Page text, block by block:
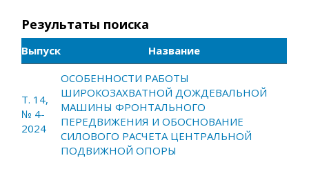
Результаты поиска
Выпуск Название
Т. 14,
№ 4-
2024
ОСОБЕННОСТИ РАБОТЫ
ШИРОКОЗАХВАТНОЙ ДОЖДЕВАЛЬНОЙ
МАШИНЫ ФРОНТАЛЬНОГО
ПЕРЕДВИЖЕНИЯ И ОБОСНОВАНИЕ
СИЛОВОГО РАСЧЕТА ЦЕНТРАЛЬНОЙ
ПОДВИЖНОЙ ОПОРЫ